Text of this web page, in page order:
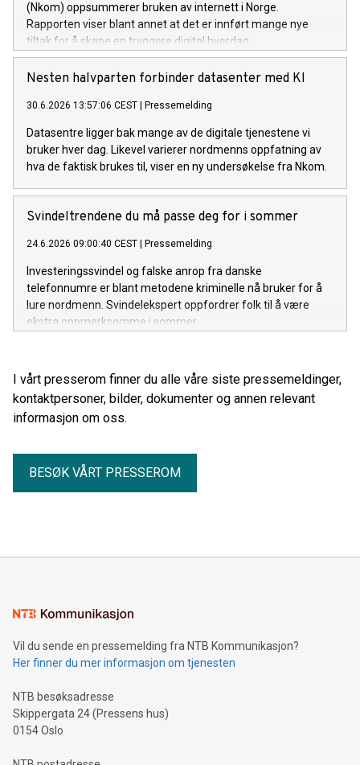
(Nkom) oppsummerer bruken av internett i Norge.
Rapporten viser blant annet at det er innført mange nye
tiltak for å skape en tryggere digital hverdag.
Nesten halvparten forbinder datasenter med KI
30.6.2026 13:57:06 CEST Pressemelding
Datasentre ligger bak mange av de digitale tjenestene vi
bruker hver dag. Likevel varierer nordmenns oppfatning av
hva de faktisk brukes til, viser en ny undersøkelse fra Nkom.
Svindeltrendene du må passe deg for i sommer
24.6.2026 09:00:40 CEST Pressemelding
Investeringssvindel og falske anrop fra danske
telefonnumre er blant metodene kriminelle nå bruker for å
lure nordmenn. Svindelekspert oppfordrer folk til å være
ekstra oppmerksomme i sommer.
I vårt presserom finner du alle våre siste pressemeldinger,
kontaktpersoner, bilder, dokumenter og annen relevant
informasjon om oss.
BESØK VÅRT PRESSEROM
Vil du sende en pressemelding fra NTB Kommunikasjon?
Her finner du mer informasjon om tjenesten
NTB besøksadresse
Skippergata 24 (Pressens hus)
0154 Oslo